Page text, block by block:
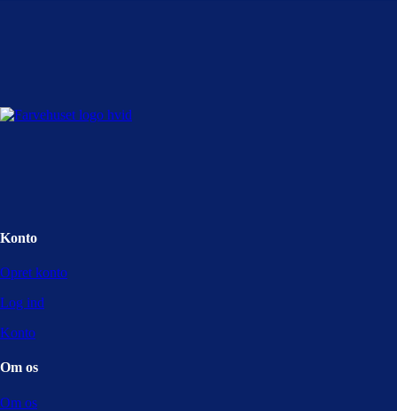
Konto
Opret konto
Log ind
Konto
Om os
Om os